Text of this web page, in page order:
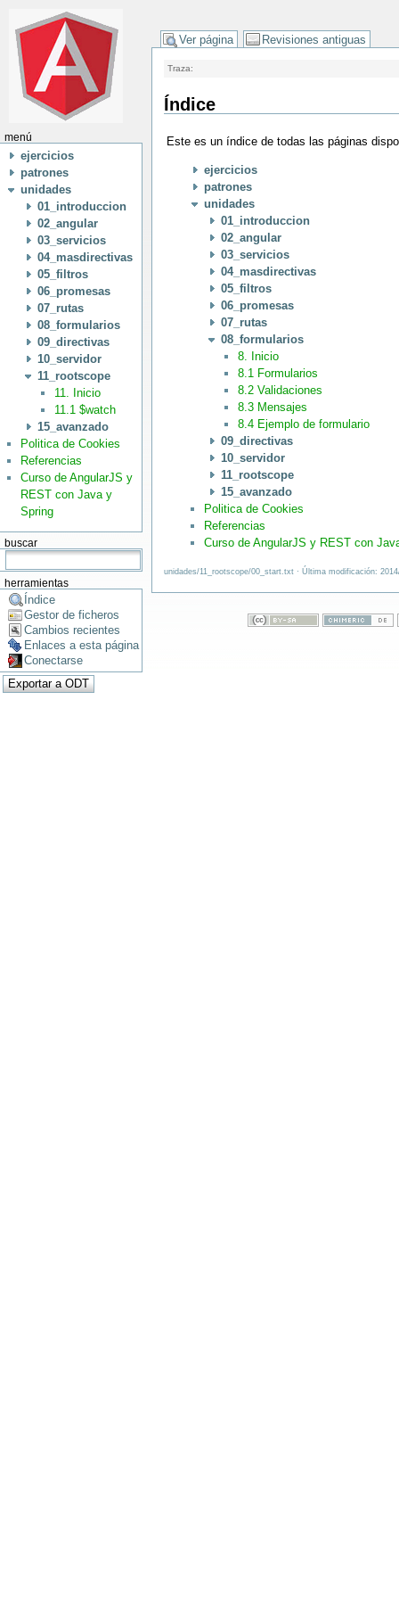
menú
ejercicios
patrones
unidades
01_introduccion
02_angular
03_servicios
04_masdirectivas
05_filtros
06_promesas
07_rutas
08_formularios
09_directivas
10_servidor
11_rootscope
11. Inicio
11.1 $watch
15_avanzado
Politica de Cookies
Referencias
Curso de AngularJS y
REST con Java y
Spring
buscar
herramientas
Índice
Gestor de ficheros
Cambios recientes
Enlaces a esta página
Conectarse
Ver página Revisiones antiguas
Traza:
Índice
Este es un índice de todas las páginas
ejercicios
patrones
unidades
01_introduccion
02_angular
03_servicios
04_masdirectivas
05_filtros
06_promesas
07_rutas
08_formularios
8. Inicio
8.1 Formularios
8.2 Validaciones
8.3 Mensajes
8.4 Ejemplo de formulario
09_directivas
10_servidor
11_rootscope
15_avanzado
Politica de Cookies
Referencias
Curso de AngularJS y REST con
unidades/11_rootscope/00_start.txt · Última modificación: